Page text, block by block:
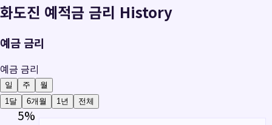
화도진 예적금 금리 History
예금 금리
예금 금리
일 주
월
1달
6개월 1년 전체
5%